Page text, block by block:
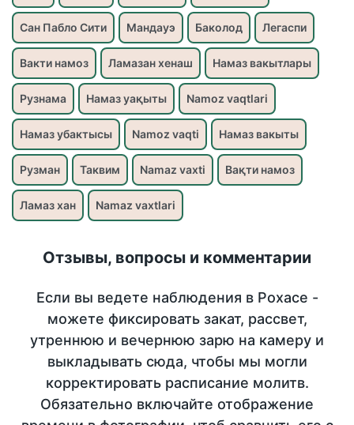
Сан Пабло Сити Мандауэ Баколод Легаспи
Вакти намоз Ламазан хенаш Намаз вакытлары
Рузнама Намаз уақыты Namoz vaqtlari
Намаз убактысы Namoz vaqti Намаз вакыты
Рузман Таквим Namaz vaxti Вақти намоз
Ламаз хан Namaz vaxtlari
Отзывы, вопросы и комментарии
Если вы ведете наблюдения в Рохасе -
можете фиксировать закат, рассвет,
утреннюю и вечернюю зарю на камеру и
выкладывать сюда, чтобы мы могли
корректировать расписание молитв.
Обязательно включайте отображение